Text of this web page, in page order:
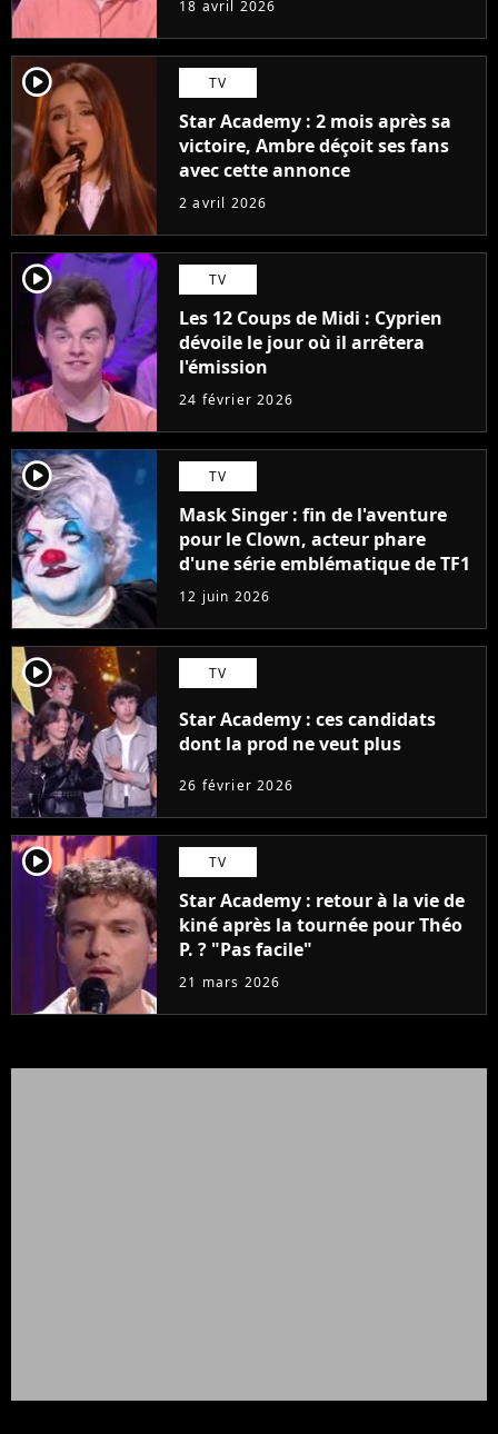
18 avril 2026
player2 TV
Star Academy : 2 mois après sa
victoire, Ambre déçoit ses fans
avec cette annonce
2 avril 2026
player2 TV
Les 12 Coups de Midi : Cyprien
dévoile le jour où il arrêtera
l'émission
24 février 2026
player2 TV
Mask Singer : fin de l'aventure
pour le Clown, acteur phare
d'une série emblématique de TF1
12 juin 2026
player2 TV
Star Academy : ces candidats
dont la prod ne veut plus
26 février 2026
player2 TV
Star Academy : retour à la vie de
kiné après la tournée pour Théo
P. ? "Pas facile"
21 mars 2026